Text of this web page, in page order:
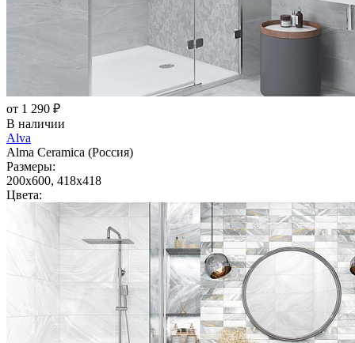
от 1 290 ₽
В наличии
Alva
Alma Ceramica (Россия)
Размеры:
200x600, 418x418
Цвета: